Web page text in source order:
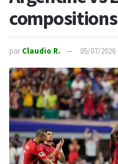
par Claudio R. 05/07/2026